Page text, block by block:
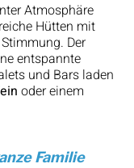
Atmosphäre
Hütten mit
Der
entspannte
und Bars laden
oder einem
Familie